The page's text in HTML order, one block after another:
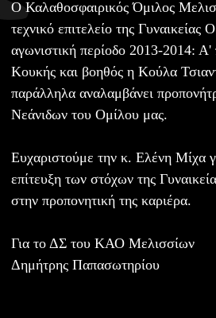
Ο Καλαθοσφαιρικός Όμιλος
τεχνικό επιτελείο της Γυναικείας
αγωνιστική περίοδο 2013-2014: Α'
Κουκής και βοηθός η Κούλα
παράλληλα αναλαμβάνει
Νεάνιδων του Ομίλου μας.
Ευχαριστούμε την κ. Ελένη Μίχα
επίτευξη των στόχων της
στην προπονητική της καριέρα.
Για το ΔΣ του ΚΑΟ Μελισσίων
Δημήτρης Παπασωτηρίου